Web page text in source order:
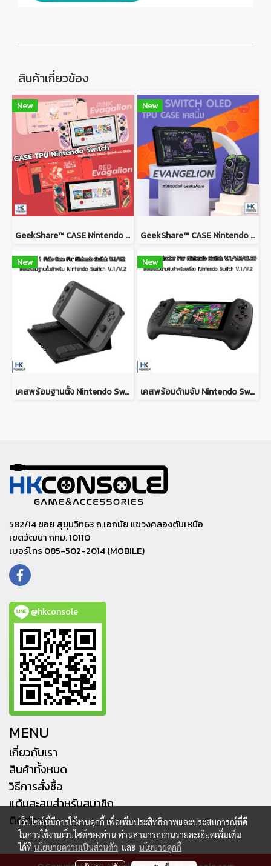
สินค้าเกี่ยวข้อง
New
GeekShare™ CASE Nintendo Switch / Switch OLED MODEL เคส TPU เนื้อนิ่ม ยางซิลิโคน ลาย Evagalion PINK and RED
New
GeekShare™ CASE Nintendo Switch / Switch OLED MODEL เคส TPU เนื้อนิ่ม ยางซิลิโคน ลาย Evagalion เคสกันรอยรอบตัว
New
เคสพร้อมฐานตั้ง Nintendo Switch V.1/V.2 สามารถเก็บและกางขาตั้งได้ 3 - in -1 Folio Case For Nintendo Switch V.1/V.2
New
เคสพร้อมด้ามจับ Nintendo Switch V.1/V.2 ยี่ห้อ Ipega เสียบและใช้งานได้ทันที Case controller For Nintendo Switch V.1/V.2
582/14 ซอย สุขุมวิท63 ถ.เอกมัย แขวงคลองตันเหนือ
เขตวัฒนา กทม. 10110
เบอร์โทร 085-502-2014 (MOBILE)
@hkconsole
MENU
เกี่ยวกับเรา
สินค้าทั้งหมด
วิธีการสั่งซื้อ
แต้มสะสมสำหรับสมาชิก
ติดต่อเรา
เว็บไซต์นี้มีการใช้งานคุกกี้ เพื่อเพิ่มประสิทธิภาพและประสบการณ์ที่ดี
ในการใช้งานเว็บไซต์ของท่าน ท่านสามารถอ่านรายละเอียดเพิ่มเติม
ได้ที่นโยบายความเป็นส่วนตัว และ นโยบายคุกกี้